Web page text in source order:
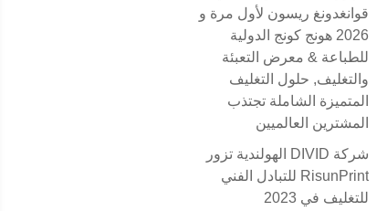
قوانغدونغ ريسون لأول مرة و
2026 هونج كونج الدولية
للطباعة & معرض التعبئة
والتغليف, حلول التغليف
المتميزة الشاملة تجتذب
المشترين العالميين
شركة DIVID الهولندية تزور
RisunPrint للتبادل الفني
للتغليف في 2023